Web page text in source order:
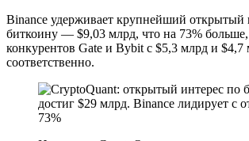
Binance удерживает крупнейший открытый
биткоину — $9,03 млрд, что на 73%
конкурентов Gate и Bybit с $5,3 млрд и $4,7
соответственно.